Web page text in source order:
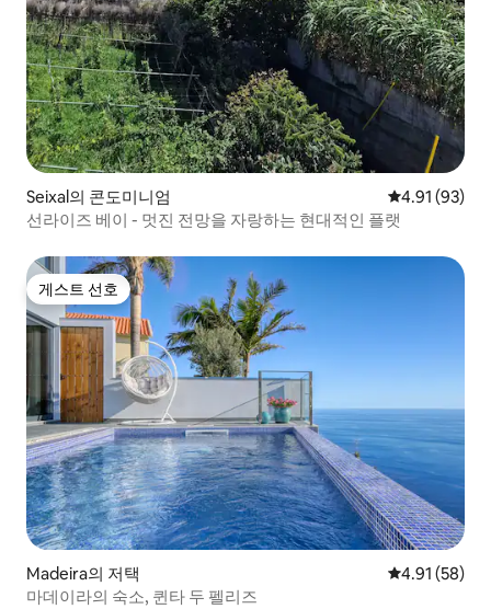
Seixal의 콘도미니엄 평점 4.91점
4.91 (93)
선라이즈 베이 - 멋진 전망을 자랑하는 현대적인 플랫
게스트 선호
게스트 선호
Madeira의 저택 평점 4.91점
4.91 (58)
마데이라의 숙소, 퀸타 두 펠리즈